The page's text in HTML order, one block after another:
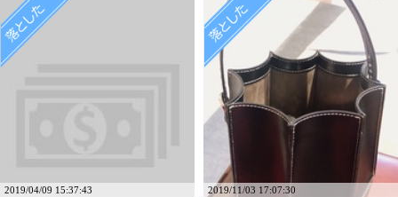
2019/04/09 15:37:43 2019/11/03 17:07:30